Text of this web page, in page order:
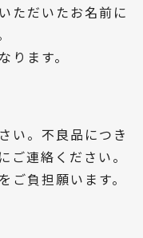
ただいたお名前に
ます。
い。不良品につき
ご連絡ください。
負担願います。